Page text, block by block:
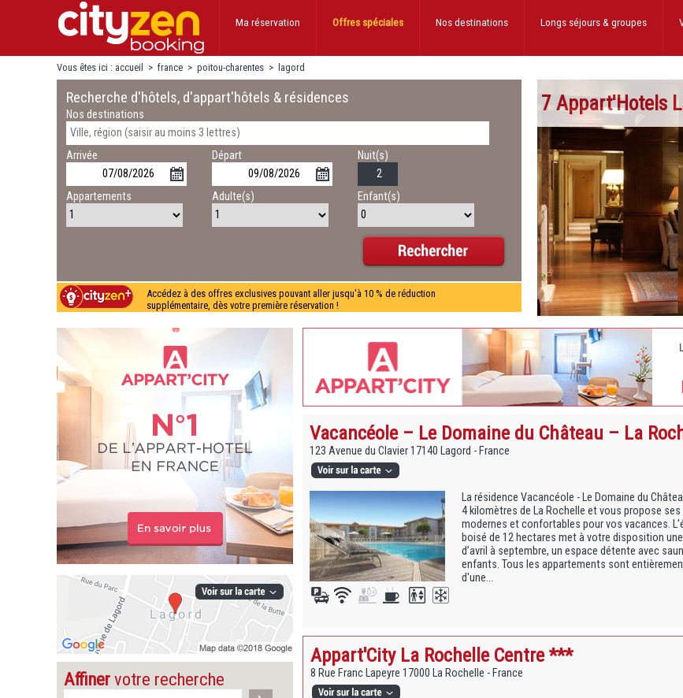
Longs séjours& groupes
Nos destinations
Offres spéciales
Ma réservation
Vous êtes ici : accueil > france > poitou-charentes > lagord
Recherche d'hôtels, d'appart'hôtels & résidences
Nos destinations
Arrivée Départ Nuit(s)
Appartements Adulte(s) Enfant(s)
Accédez à des offres exclusives pouvant aller jusqu'à 10 % de réduction
supplémentaire, dès votre première réservation !
7 Appart'Hotels
Affinervotre recherche
Vacancéole – Le Domaine du Château – La
123 Avenue du Clavier 17140 Lagord - France
La résidence Vacancéole - Le Domaine du
4 kilomètres de La Rochelle et vous propose
modernes et confortables pour vos vacances.
boisé de 12 hectares met à votre disposition
d’avril à septembre, un espace détente avec
enfants. Tous les appartements sont
d'une...
Appart'City La Rochelle Centre ***
8 Rue Franc Lapeyre 17000 La Rochelle - France